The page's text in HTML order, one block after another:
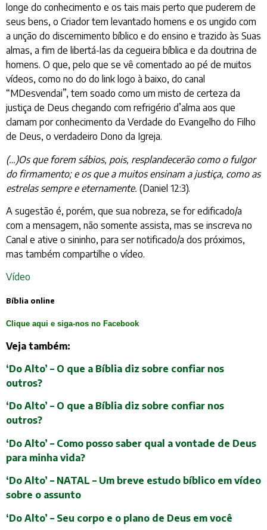
longe do conhecimento e os tais mais perto que puderem de
seus bens, o Criador tem levantado homens e os ungido com
a unção do discernimento bíblico e do ensino e trazido às Suas
almas, a fim de libertá-las da cegueira bíblica e da doutrina de
homens. O que, pelo que se vê comentado ao pé de muitos
vídeos, como no do do link logo à baixo, do canal
“MDesvendai”, tem soado como um misto de certeza da
justiça de Deus chegando com refrigério d’alma aos que
clamam por conhecimento da Verdade do Evangelho do Filho
de Deus, o verdadeiro Dono da Igreja.
(…)Os que forem sábios, pois, resplandecerão como o fulgor
do firmamento; e os que a muitos ensinam a justiça, como as
estrelas sempre e eternamente. (Daniel 12:3).
A sugestão é, porém, que sua nobreza, se for edificado/a
com a mensagem, não somente assista, mas se inscreva no
Canal e ative o sininho, para ser notificado/a dos próximos,
mas também compartilhe o vídeo.
Vídeo
Bíblia online
Clique aqui e siga-nos no Facebook
Veja também:
‘Do Alto’ – O que a Bíblia diz sobre confiar nos
outros?
‘Do Alto’ – O que a Bíblia diz sobre confiar nos
outros?
‘Do Alto’ – Como posso saber qual a vontade de Deus
para minha vida?
‘Do Alto’ – NATAL – Um breve estudo bíblico em vídeo
sobre o assunto
‘Do Alto’ – Seu corpo e o plano de Deus em você